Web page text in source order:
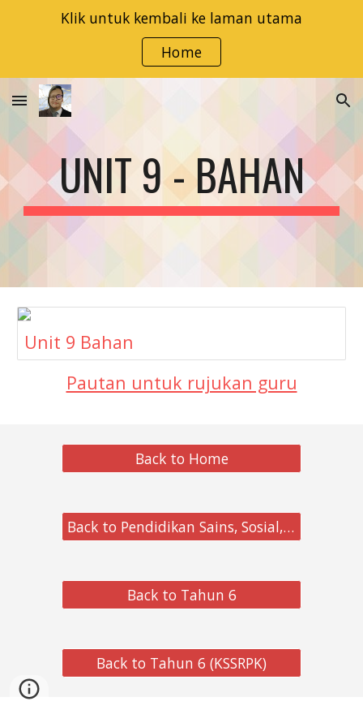
Klik untuk kembali ke laman utama
Home
UNIT 9 - BAHAN
Unit 9 Bahan
Pautan untuk rujukan guru
Back to Home
Back to Pendidikan Sains, Sosial, dan Alam Sekitar
Back to Tahun 6
Back to Tahun 6 (KSSRPK)